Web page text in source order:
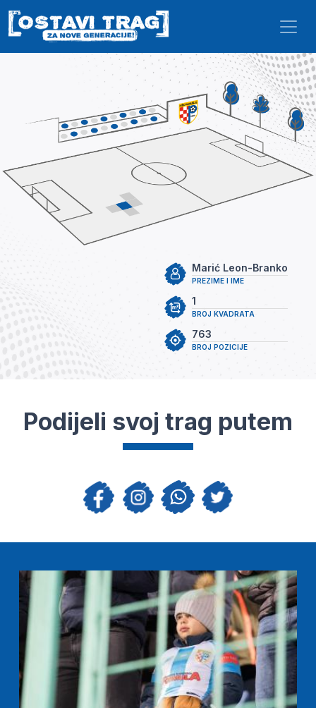
Skip to main content
PREZIME I IME
Marić Leon-Branko
BROJ KVADRATA
1
BROJ POZICIJE
763
Podijeli svoj trag putem